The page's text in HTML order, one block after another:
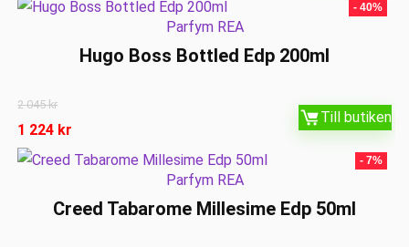
- 40%
Parfym REA
Hugo Boss Bottled Edp 200ml
2 045kr
1 224 kr
Till butiken
- 7%
Parfym REA
Creed Tabarome Millesime Edp 50ml